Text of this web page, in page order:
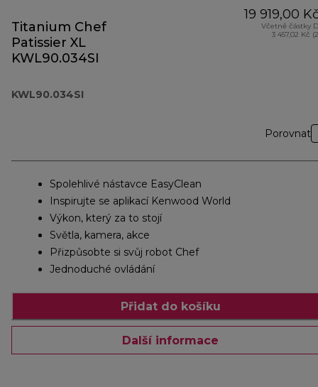
Titanium Chef
Patissier XL
KWL90.034SI
KWL90.034SI
19 919,00
Včetně částky
3 457,02 Kč
Porovnat
Spolehlivé nástavce EasyClean
Inspirujte se aplikací Kenwood World
Výkon, který za to stojí
Světla, kamera, akce
Přizpůsobte si svůj robot Chef
Jednoduché ovládání
Přidat do košíku
Další informace